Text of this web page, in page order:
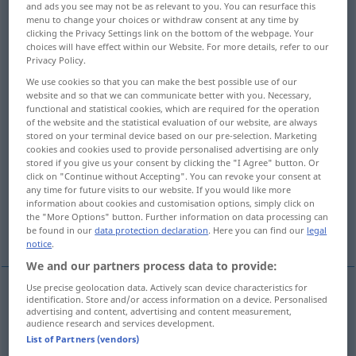
Overview of all translations
(For more details, click/tap on the translation)
hereinkommend
nachfolgend, neu eintretend
erwachsend, entstehend, ankommend,
eingehend, einlaufend
beginnend ein-, zuwandernd
hereinkommend incoming
and ads you see may not be as relevant to you. You can resurface this
menu to change your choices or withdraw consent at any time by
clicking the Privacy Settings link on the bottom of the webpage. Your
choices will have effect within our Website. For more details, refer to our
Privacy Policy.
We use cookies so that you can make the best possible use of our
website and so that we can communicate better with you. Necessary,
functional and statistical cookies, which are required for the operation
of the website and the statistical evaluation of our website, are always
stored on your terminal device based on our pre-selection. Marketing
cookies and cookies used to provide personalised advertising are only
stored if you give us your consent by clicking the "I Agree" button. Or
click on "Continue without Accepting". You can revoke your consent at
any time for future visits to our website. If you would like more
information about cookies and customisation options, simply click on
the "More Options" button. Further information on data processing can
be found in ourdata protection declaration. Here you can find our legal
notice.
We and our partners process data to provide:
Use precise geolocation data. Actively scan device characteristics for
identification. Store and/or access information on a device. Personalised
advertising and content, advertising and content measurement,
audience research and services development.
List of Partners (vendors)